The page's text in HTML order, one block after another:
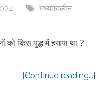
मध्यकालीन
किस युद्ध में हराया था ?
[Continue reading...]